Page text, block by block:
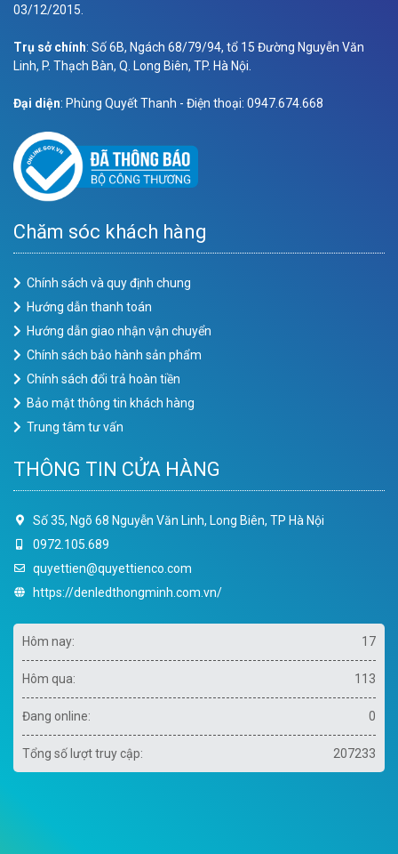
03/12/2015.
Trụ sở chính: Số 6B, Ngách 68/79/94, tổ 15 Đường Nguyễn Văn
Linh, P. Thạch Bàn, Q. Long Biên, TP. Hà Nội.
Đại diện: Phùng Quyết Thanh - Điện thoại: 0947.674.668
Chăm sóc khách hàng
Chính sách và quy định chung
Hướng dẫn thanh toán
Hướng dẫn giao nhận vận chuyển
Chính sách bảo hành sản phẩm
Chính sách đổi trả hoàn tiền
Bảo mật thông tin khách hàng
Trung tâm tư vấn
THÔNG TIN CỬA HÀNG
Số 35, Ngõ 68 Nguyễn Văn Linh, Long Biên, TP Hà Nội
0972.105.689
quyettien@quyettienco.com
https://denledthongminh.com.vn/
17
Hôm nay:
113
Hôm qua:
0
Đang online:
207233
Tổng số lượt truy cập: